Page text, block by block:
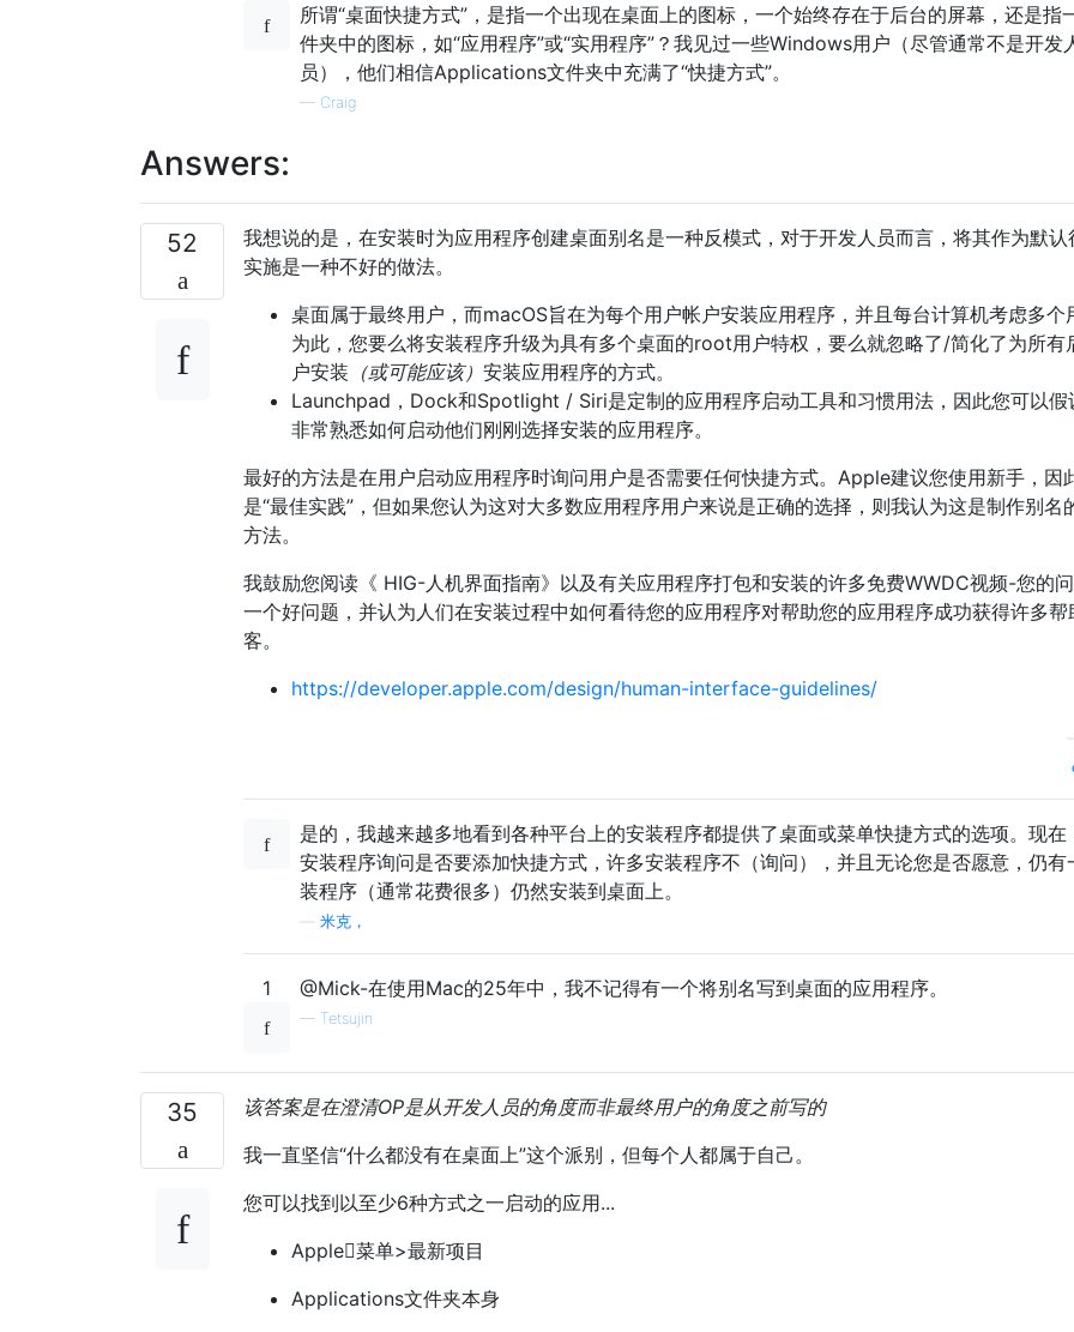
所谓“桌面快捷方式”，是指一个出现在桌面上的图标，一个始终存在于后台的屏幕，还是指
件夹中的图标，如“应用程序”或“实用程序”？我见过一些Windows用户（尽管通常不是开发
员），他们相信Applications文件夹中充满了“快捷方式”。
— Craig
Answers:
52
我想说的是，在安装时为应用程序创建桌面别名是一种反模式，对于开发人员而言，将其作为默认
实施是一种不好的做法。
桌面属于最终用户，而macOS旨在为每个用户帐户安装应用程序，并且每台计算机考虑多个
为此，您要么将安装程序升级为具有多个桌面的root用户特权，要么就忽略了/简化了为所有
户安装 （或可能应该） 安装应用程序的方式。
Launchpad，Dock和Spotlight / Siri是定制的应用程序启动工具和习惯用法，因此您可以假
非常熟悉如何启动他们刚刚选择安装的应用程序。
最好的方法是在用户启动应用程序时询问用户是否需要任何快捷方式。Apple建议您使用新手，因
是“最佳实践”，但如果您认为这对大多数应用程序用户来说是正确的选择，则我认为这是制作别名
方法。
我鼓励您阅读《 HIG-人机界面指南》以及有关应用程序打包和安装的许多免费WWDC视频-您的
一个好问题，并认为人们在安装过程中如何看待您的应用程序对帮助您的应用程序成功获得许多帮
客。
https://developer.apple.com/design/human-interface-guidelines/
是的，我越来越多地看到各种平台上的安装程序都提供了桌面或菜单快捷方式的选项。现在
安装程序询问是否要添加快捷方式，许多安装程序不（询问），并且无论您是否愿意，仍有
装程序（通常花费很多）仍然安装到桌面上。
米克，
1 @Mick-在使用Mac的25年中，我不记得有一个将别名写到桌面的应用程序。
— Tetsujin
35
该答案是在澄清OP是从开发人员的角度而非最终用户的角度之前写的
我一直坚信“什么都没有在桌面上”这个派别，但每个人都属于自己。
您可以找到以至少6种方式之一启动的应用...
Apple菜单>最新项目
Applications文件夹本身